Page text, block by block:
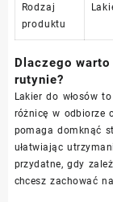
Rodzaj
produktu
Dlaczego
rutynie?
Lakier do włosów
różnicę w odbiorze
pomaga domknąć
ułatwiając
przydatne, gdy
chcesz zachować